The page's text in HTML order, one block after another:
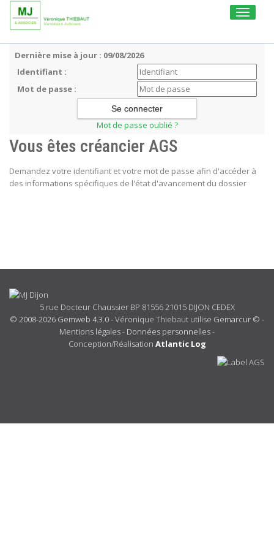
Toggle
Dernière mise à jour : 09/08/2026
Identifiant :
Mot de passe :
Mot de passe oublié ?
Vous êtes créancier AGS
Demandez votre identifiant et votre mot de passe afin d'accéder à
des informations spécifiques de l'état d'avancement du dossier
5 rue Docteur Chaussier BP 81556 21015 DIJON CEDEX
© 2008-2026 Gemweb 4.3.0- Véronique Thiebaut utilise Gemarcur © -
Mentions légales- Données personnelles-
Conception/Réalisation Atlantic Log